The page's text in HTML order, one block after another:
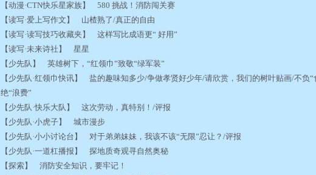
【动漫·CTN快乐星家族】 580 挑战！消防闯关赛
【读写·爱上写作文】 山楂熟了/真正的自由
【读写·读写技巧收藏夹】 这样写比成语更“ 好用”
【读写·未来诗社】 星星
【少先队】 英雄树下，“红领巾”致敬“绿军装”
【少先队·红领巾快讯】 盐的趣味知多少/争做孝贤好少年/请欣赏，我们的树叶贴画/不负“
绝“浪费”
【少先队·快乐大队】 这次劳动，真特别！/评报
【少先队·小虎子】 城市漫步
【少先队·小小讨论台】 对于弟弟妹妹，我该不该“无限”忍让？/评报
【少先队·一道杠播报】 探地质奇观寻自然奥秘
【探索】 消防安全知识，要牢记！